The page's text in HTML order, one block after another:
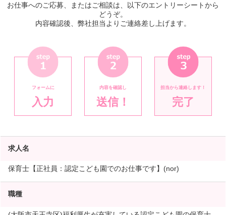
お仕事へのご応募、またはご相談は、以下のエントリーシートから
どうぞ。
内容確認後、弊社担当よりご連絡差し上げます。
フォームに
入力
内容を確認し
送信！
担当から連絡します！
完了
求人名
保育士【正社員：認定こども園でのお仕事です】(nor)
職種